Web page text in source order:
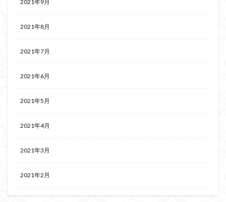
2021年9月
2021年8月
2021年7月
2021年6月
2021年5月
2021年4月
2021年3月
2021年2月